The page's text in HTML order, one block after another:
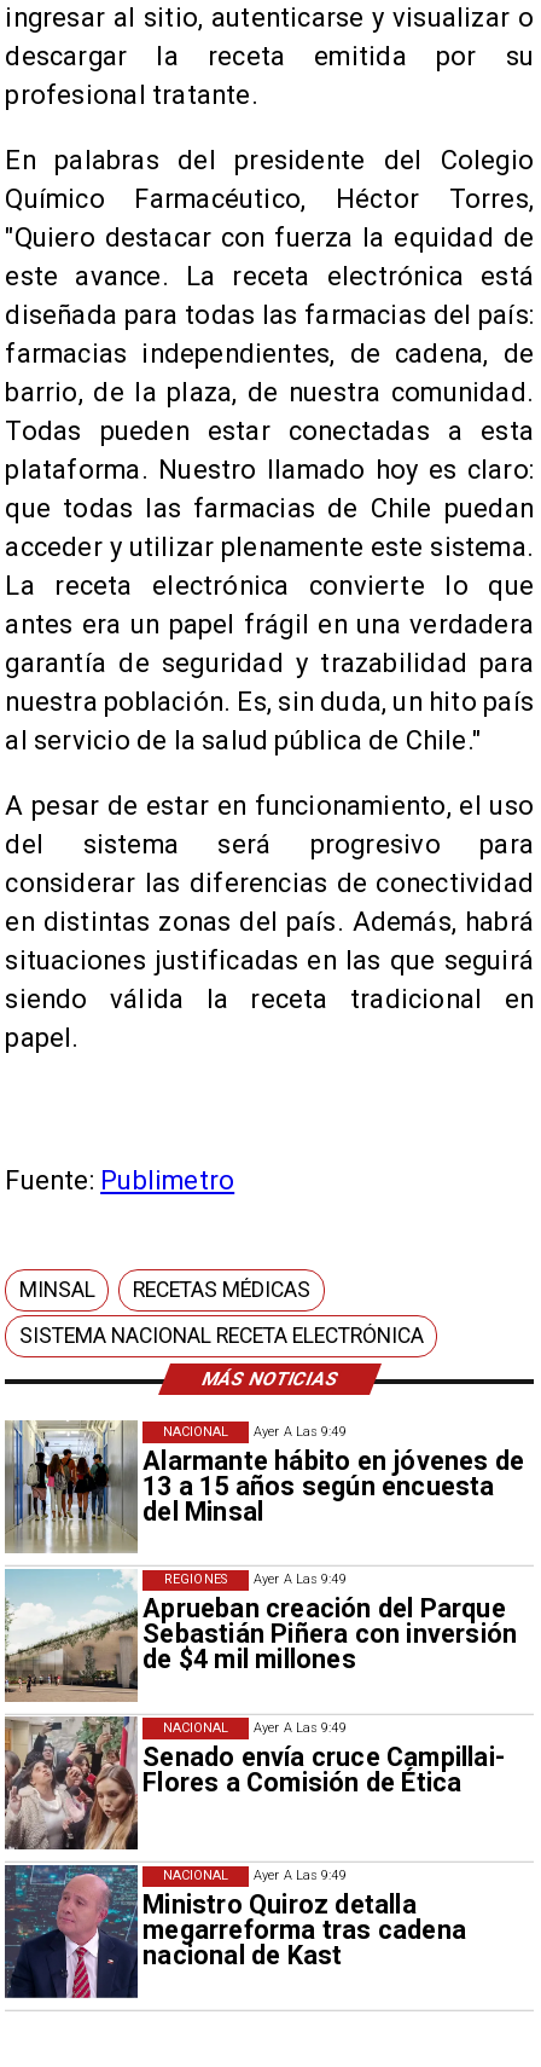
MÁS NOTICIAS
Ayer A Las 9:49
Alarmante hábito en jóvenes de
13 a 15 años según encuesta
del Minsal
NACIONAL
Ayer A Las 9:49
Aprueban creación del Parque
Sebastián Piñera con inversión
de $4 mil millones
REGIONES
Ayer A Las 9:49
Senado envía cruce Campillai-
Flores a Comisión de Ética
NACIONAL
Ayer A Las 9:49
Ministro Quiroz detalla
megarreforma tras cadena
nacional de Kast
NACIONAL
ingresar al sitio, autenticarse y visualizar o
descargar la receta emitida por su
profesional tratante.
En palabras del presidente del Colegio
Químico Farmacéutico, Héctor Torres,
"Quiero destacar con fuerza la equidad de
este avance. La receta electrónica está
diseñada para todas las farmacias del país:
farmacias independientes, de cadena, de
barrio, de la plaza, de nuestra comunidad.
Todas pueden estar conectadas a esta
plataforma. Nuestro llamado hoy es claro:
que todas las farmacias de Chile puedan
acceder y utilizar plenamente este sistema.
La receta electrónica convierte lo que
antes era un papel frágil en una verdadera
garantía de seguridad y trazabilidad para
nuestra población. Es, sin duda, un hito país
al servicio de la salud pública de Chile."
A pesar de estar en funcionamiento, el uso
del sistema será progresivo para
considerar las diferencias de conectividad
en distintas zonas del país. Además, habrá
situaciones justificadas en las que seguirá
siendo válida la receta tradicional en
papel.
Fuente: Publimetro
MINSAL
RECETAS MÉDICAS
SISTEMA NACIONAL RECETA ELECTRÓNICA